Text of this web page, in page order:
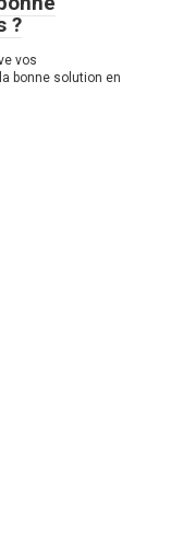
?
vos
bonne solution en